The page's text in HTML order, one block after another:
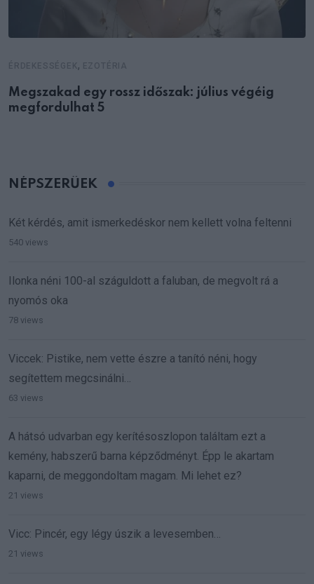
,
Megszakad egy rossz időszak: július végéig
megfordulhat 5
NÉPSZERŰEK
Két kérdés, amit ismerkedéskor nem kellett volna feltenni
540 views
Ilonka néni 100-al száguldott a faluban, de megvolt rá a
nyomós oka
78 views
Viccek: Pistike, nem vette észre a tanító néni, hogy
segítettem megcsinálni…
63 views
A hátsó udvarban egy kerítésoszlopon találtam ezt a
kemény, habszerű barna képződményt. Épp le akartam
kaparni, de meggondoltam magam. Mi lehet ez?
21 views
Vicc: Pincér, egy légy úszik a levesemben…
21 views